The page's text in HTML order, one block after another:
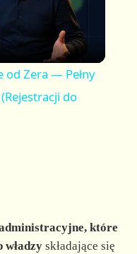
od Zera — Pełny
do
które
władzyskładające się